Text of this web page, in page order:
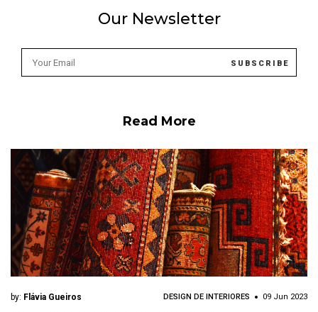
Our Newsletter
Read More
by: Flávia Gueiros DESIGN DE INTERIORES 09 Jun 2023